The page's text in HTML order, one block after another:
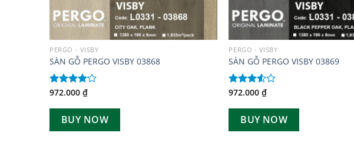
PERGO - VISBY
SÀN GỖ PERGO VISBY 03868
Được
4.005
972.000₫
BUY NOW
PERGO - VISBY
SÀN GỖ PERGO VISBY 03869
Được
hạng
3.505
sao
972.000₫
BUY NOW